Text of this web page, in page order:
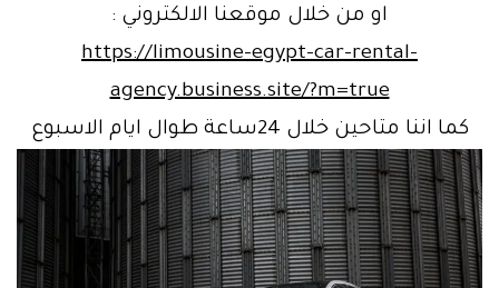
او من خلال موقعنا الالكتروني :
https://limousine-egypt-car-rental-
agency.business.site/?m=true
كما اننا متاحين خلال 24ساعة طوال ايام الاسبوع